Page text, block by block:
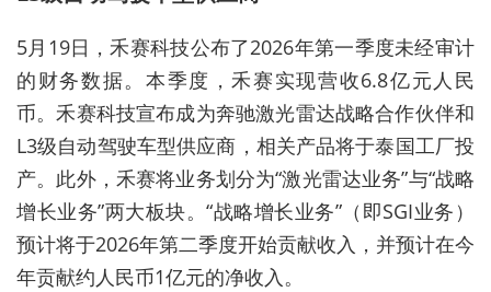
5月19日，禾赛科技公布了2026年第一季度未经审计
的财务数据。本季度，禾赛实现营收6.8亿元人民
币。禾赛科技宣布成为奔驰激光雷达战略合作伙伴和
L3级自动驾驶车型供应商，相关产品将于泰国工厂投
产。 此外，禾赛将业务划分为“激光雷达业务”与“战略
增长业务”两大板块。“战略增长业务”（即SGI业务）
预计将于2026年第二季度开始贡献收入，并预计在今
年贡献约人民币1亿元的净收入。